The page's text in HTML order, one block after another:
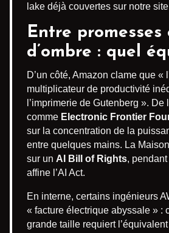
lake déjà couvertes sur notre
Entre promesses
d’ombre : quel
D’un côté, Amazon clame que «
multiplicateur de productivité
l’imprimerie de Gutenberg ». De
comme Electronic Frontier
sur la concentration de la
entre quelques mains. La
sur un AI Bill of Rights,
affine l’AI Act.
En interne, certains ingénieurs
« facture électrique abyssale » :
grande taille requiert